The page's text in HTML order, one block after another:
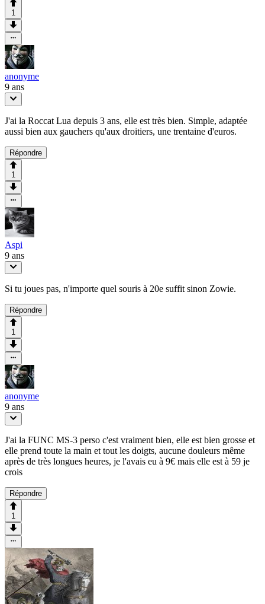
1
anonyme
9 ans
J'ai la Roccat Lua depuis 3 ans, elle est très bien. Simple, adaptée
aussi bien aux gauchers qu'aux droitiers, une trentaine d'euros.
Répondre
1
Aspi
9 ans
Si tu joues pas, n'importe quel souris à 20e suffit sinon Zowie.
Répondre
1
anonyme
9 ans
J'ai la FUNC MS-3 perso c'est vraiment bien, elle est bien grosse et
elle prend toute la main et tout les doigts, aucune douleurs même
après de très longues heures, je l'avais eu à 9€ mais elle est à 59 je
crois
Répondre
1